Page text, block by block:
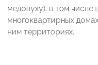
медовуху), в том числе
многоквартирных
ним территориях.